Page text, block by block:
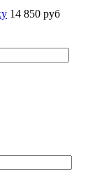
14 850 руб